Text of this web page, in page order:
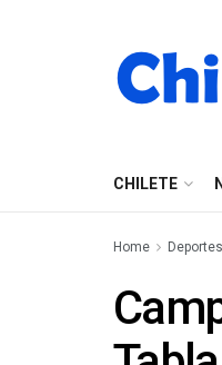
CHILETE
Home Deportes